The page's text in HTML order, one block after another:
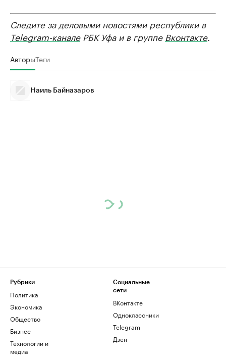
Следите за деловыми новостями республики в
Telegram-каналеРБК Уфа и в группе Вконтакте.
АвторыТеги
Наиль Байназаров
Рубрики
Политика
Экономика
Общество
Бизнес
Технологии и
медиа
Социальные
сети
ВКонтакте
Одноклассники
Telegram
Дзен